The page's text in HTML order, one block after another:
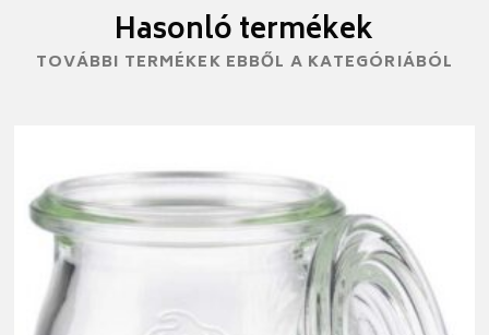
Hasonló termékek
TOVÁBBI TERMÉKEK EBBŐL A KATEGÓRIÁBÓL